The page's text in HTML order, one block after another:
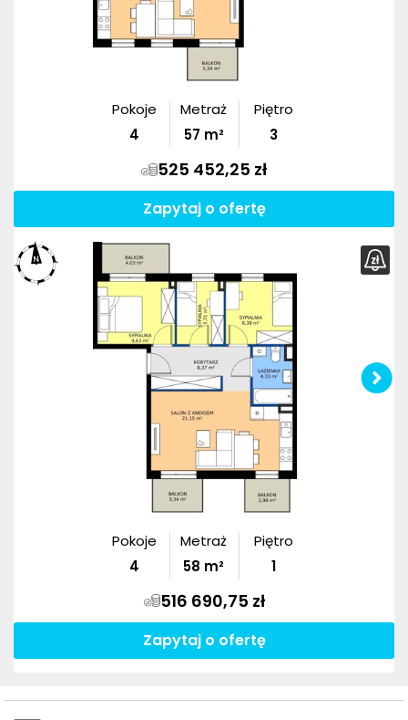
Pokoje
4
Metraż
57 m²
Piętro
3
525 452,25 zł
Zapytaj o ofertę
Pokoje
4
Metraż
58 m²
Piętro
1
516 690,75 zł
Zapytaj o ofertę